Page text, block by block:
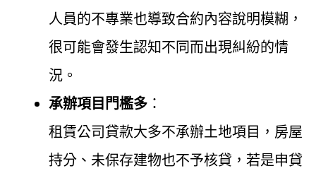
人員的不專業也導致合約內容說明模糊，
很可能會發生認知不同而出現糾紛的情
況。
承辦項目門檻多 ：
租賃公司貸款大多不承辦土地項目，房屋
持分、未保存建物也不予核貸，若是申貸